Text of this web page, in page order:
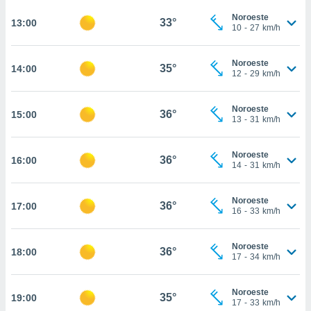
que
sean
para
ni para
no
web a
13:00 33°
Noroeste
10 - 27 km/h
14:00 35°
Noroeste
12 - 29 km/h
15:00 36°
Noroeste
13 - 31 km/h
16:00 36°
Noroeste
14 - 31 km/h
17:00 36°
Noroeste
16 - 33 km/h
18:00 36°
Noroeste
17 - 34 km/h
19:00 35°
Noroeste
17 - 33 km/h